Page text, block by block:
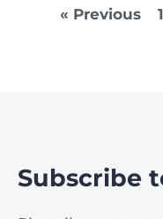
« Previous 1
Subscribe